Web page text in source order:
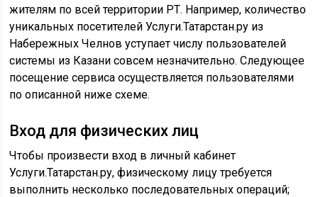
жителям по всей территории РТ. Например, количество
уникальных посетителей Услуги.Татарстан.ру из
Набережных Челнов уступает числу пользователей
системы из Казани совсем незначительно. Следующее
посещение сервиса осуществляется пользователями
по описанной ниже схеме.
Вход для физических лиц
Чтобы произвести вход в личный кабинет
Услуги.Татарстан.ру, физическому лицу требуется
выполнить несколько последовательных операций;